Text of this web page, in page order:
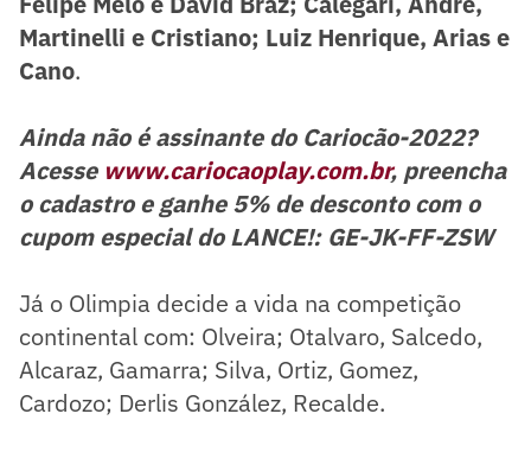
Martinelli e Cristiano; Luiz Henrique, Arias e
Cano.
Ainda não é assinante do Cariocão-2022?
Acesse www.cariocaoplay.com.br, preencha
o cadastro e ganhe 5% de desconto com o
cupom especial do LANCE!: GE-JK-FF-ZSW
Já o Olimpia decide a vida na competição
continental com: Olveira; Otalvaro, Salcedo,
Alcaraz, Gamarra; Silva, Ortiz, Gomez,
Cardozo; Derlis González, Recalde.